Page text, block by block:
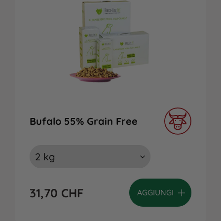
Bufalo 55% Grain Free
31,70 CHF AGGIUNGI